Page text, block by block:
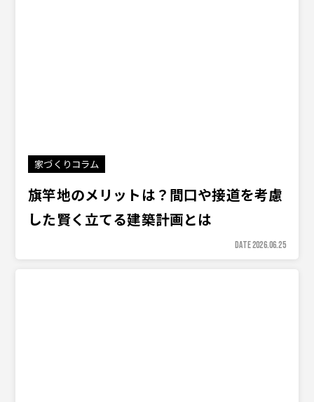
家づくりコラム
旗竿地のメリットは？間口や接道を考慮
した賢く立てる建築計画とは
DATE 2026.06.25